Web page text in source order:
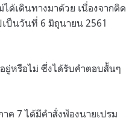
ด้เดินทางมาด้วย เนื่องจากติด
ป็นวันที่ 6 มิถุนายน 2561
ยู่หรือไม่ ซึ่งได้รับคำตอบสั้นๆ
ค 7 ได้มีคำสั่งฟ้องนายเปรม